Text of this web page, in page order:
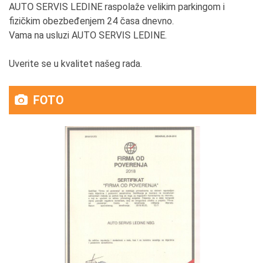
AUTO SERVIS LEDINE raspolaže velikim parkingom i
fizičkim obezbeđenjem 24 časa dnevno.
Vama na usluzi AUTO SERVIS LEDINE.
Uverite se u kvalitet našeg rada.
FOTO